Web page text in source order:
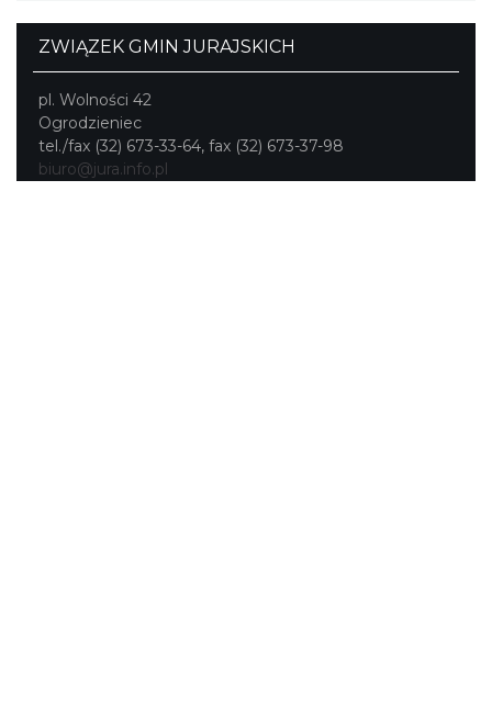
ZWIĄZEK GMIN JURAJSKICH
pl. Wolności 42
Ogrodzieniec
tel./fax (32) 673-33-64, fax (32) 673-37-98
biuro@jura.info.pl